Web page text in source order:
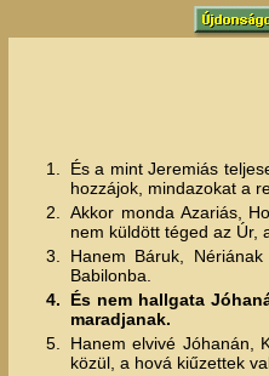
1.
És a mint Jeremiás
hozzájok, mindazokat a
2.
Akkor monda Azariás,
nem küldött téged az Úr,
3.
Hanem Báruk,
Babilonba.
4.
És nem hallgata
maradjanak.
5.
Hanem elvivé Jóhanán,
közül, a hová kiűzettek